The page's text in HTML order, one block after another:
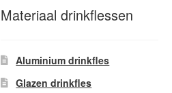
Materiaal drinkflessen
Aluminium drinkfles
Glazen drinkfles